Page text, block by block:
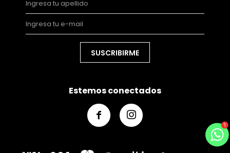
SUSCRIBIRME
Estemos conectados
 